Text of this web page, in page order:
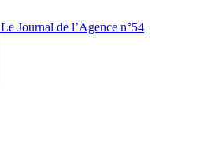
Le Journal de l’Agence n°54